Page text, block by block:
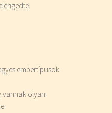
embertípusok
vannak olyan